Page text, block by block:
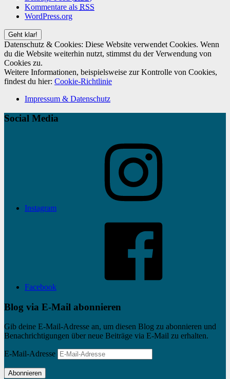
Kommentare als RSS
WordPress.org
Datenschutz & Cookies: Diese Website verwendet Cookies. Wenn
du die Website weiterhin nutzt, stimmst du der Verwendung von
Cookies zu.
Weitere Informationen, beispielsweise zur Kontrolle von Cookies,
findest du hier: Cookie-Richtlinie
Impressum & Datenschutz
Social Media
Instagram
Facebook
Blog via E-Mail abonnieren
Gib deine E-Mail-Adresse an, um diesen Blog zu abonnieren und
Benachrichtigungen über neue Beiträge via E-Mail zu erhalten.
E-Mail-Adresse
Abonnieren